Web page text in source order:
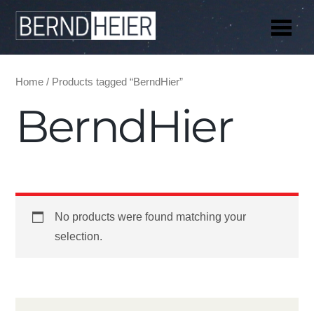
Home / Products tagged “BerndHier”
BerndHier
No products were found matching your
selection.